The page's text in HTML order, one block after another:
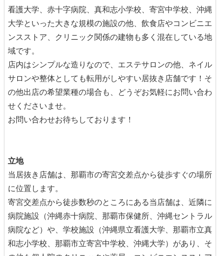
看護大学、赤十字病院、真和志小学校、寄宮中学校、沖縄
大学といった大きな規模の施設の他、飲食店やコンビニエ
ンスストア、クリニック関係の建物も多く混在している地
域です。
店内はシンプルな造りなので、エステサロンの他、ネイル
サロンや整体としても転用がしやすい居抜き店舗です！そ
の他出店の希望業種の場合も、どうぞお気軽にお問い合わ
せくださいませ。
お問い合わせお待ちしております！
立地
当居抜き店舗は、那覇市の寄宮交差点から徒歩すぐの場所
に位置します。
寄宮交差点から徒歩数秒のところにある当店舗は、近隣に
病院施設（沖縄赤十病院、那覇市保健所、沖縄セントラル
病院など）や、学校施設（沖縄県立看護大学、那覇市立真
和志小学校、那覇市立寄宮中学校、沖縄大学）があり、そ